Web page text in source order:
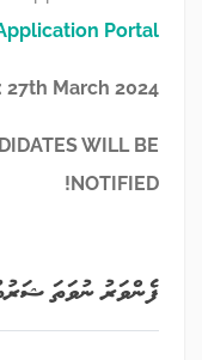
Portal
27th March 2024
WILL BE
NOTIFIED!
ފެންވަރު ނުވަތަ